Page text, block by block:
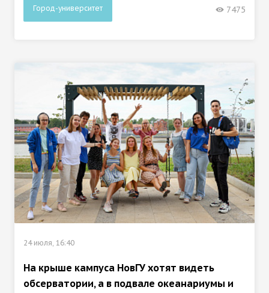
Город-университет 7475
24 июля, 16:40
На крыше кампуса НовГУ хотят видеть
обсерватории, а в подвале океанариумы и